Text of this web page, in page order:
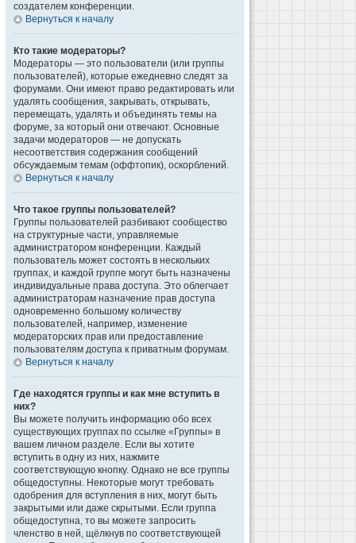
создателем конференции.
Вернуться к началу
Кто такие модераторы?
Модераторы — это пользователи (или группы
пользователей), которые ежедневно следят за
форумами. Они имеют право редактировать или
удалять сообщения, закрывать, открывать,
перемещать, удалять и объединять темы на
форуме, за который они отвечают. Основные
задачи модераторов — не допускать
несоответствия содержания сообщений
обсуждаемым темам (оффтопик), оскорблений.
Вернуться к началу
Что такое группы пользователей?
Группы пользователей разбивают сообщество
на структурные части, управляемые
администратором конференции. Каждый
пользователь может состоять в нескольких
группах, и каждой группе могут быть назначены
индивидуальные права доступа. Это облегчает
администраторам назначение прав доступа
одновременно большому количеству
пользователей, например, изменение
модераторских прав или предоставление
пользователям доступа к приватным форумам.
Вернуться к началу
Где находятся группы и как мне вступить в
них?
Вы можете получить информацию обо всех
существующих группах по ссылке «Группы» в
вашем личном разделе. Если вы хотите
вступить в одну из них, нажмите
соответствующую кнопку. Однако не все группы
общедоступны. Некоторые могут требовать
одобрения для вступления в них, могут быть
закрытыми или даже скрытыми. Если группа
общедоступна, то вы можете запросить
членство в ней, щёлкнув по соответствующей